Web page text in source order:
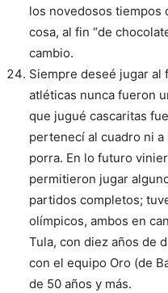
los novedosos tiempos
cosa, al fin “de
cambio.
Siempre deseé jugar al
atléticas nunca fueron
que jugué cascaritas
pertenecí al cuadro ni
porra. En lo futuro
permitieron jugar
partidos completos;
olímpicos, ambos en
Tula, con diez años de
con el equipo Oro (de
de 50 años y más.